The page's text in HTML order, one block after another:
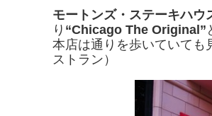
モートンズ・ステーキハウ
り “Chicago The Original”
本店は通りを歩いていても
ストラン）